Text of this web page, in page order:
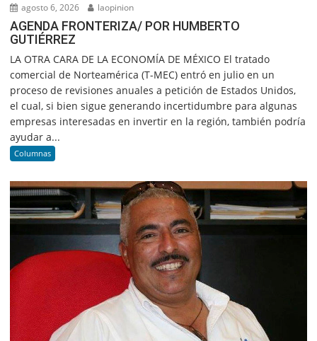
agosto 6, 2026 laopinion
AGENDA FRONTERIZA/ POR HUMBERTO
GUTIÉRREZ
LA OTRA CARA DE LA ECONOMÍA DE MÉXICO El tratado
comercial de Norteamérica (T-MEC) entró en julio en un
proceso de revisiones anuales a petición de Estados Unidos,
el cual, si bien sigue generando incertidumbre para algunas
empresas interesadas en invertir en la región, también podría
ayudar a...
Columnas